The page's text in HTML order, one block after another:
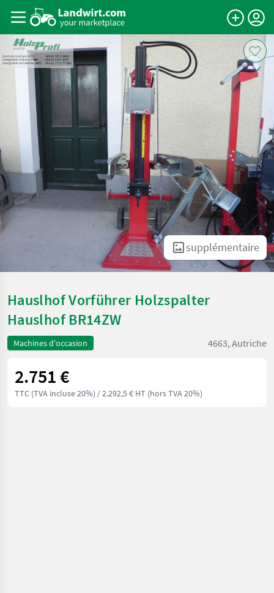
supplémentaire
Hauslhof Vorführer Holzspalter
Hauslhof BR14ZW
Machines d'occasion 4663, Autriche
2.751 €
TTC (TVA incluse 20%) / 2.292,5 € HT (hors TVA 20%)